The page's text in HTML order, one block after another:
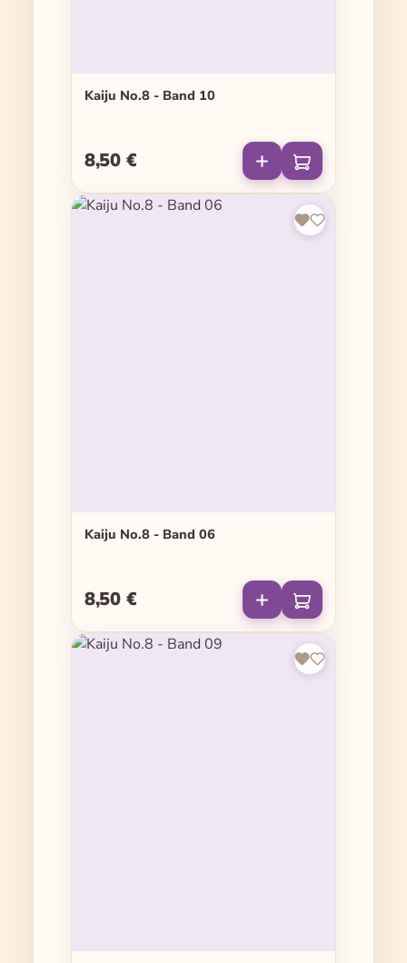
Kaiju No.8 - Band 10
Regulärer Preis:
8,50 €
Kaiju No.8 - Band 06
Regulärer Preis:
8,50 €